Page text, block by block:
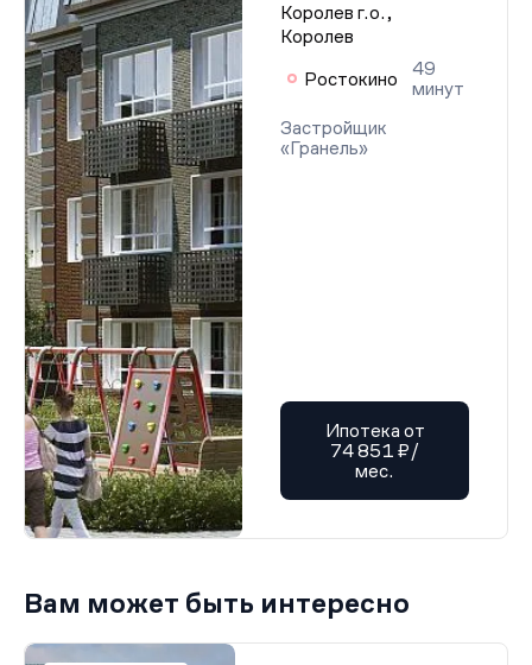
Королев г.о.,
Королев
Ростокино
49
минут
Застройщик
«Гранель»
Ипотека от
74 851 ₽/
мес.
Вам может быть интересно